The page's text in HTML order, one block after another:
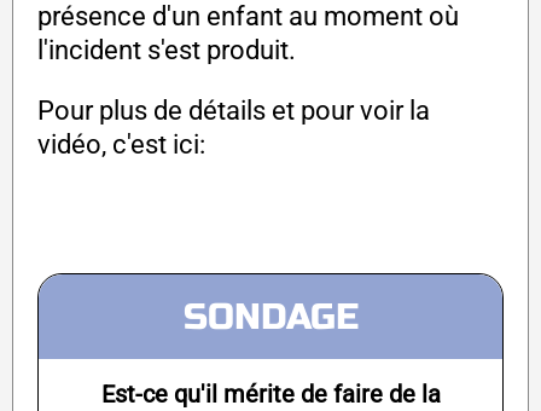
présence d'un enfant au moment où
l'incident s'est produit.
Pour plus de détails et pour voir la
vidéo, c'est ici:
SONDAGE
Est-ce qu'il mérite de faire de la